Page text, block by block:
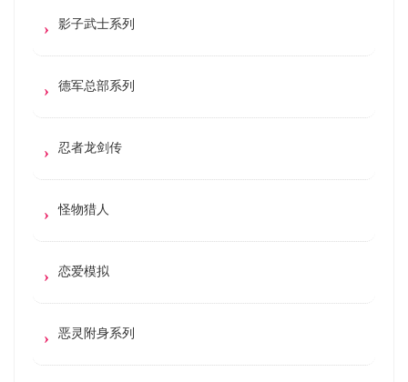
影子武士系列
德军总部系列
忍者龙剑传
怪物猎人
恋爱模拟
恶灵附身系列